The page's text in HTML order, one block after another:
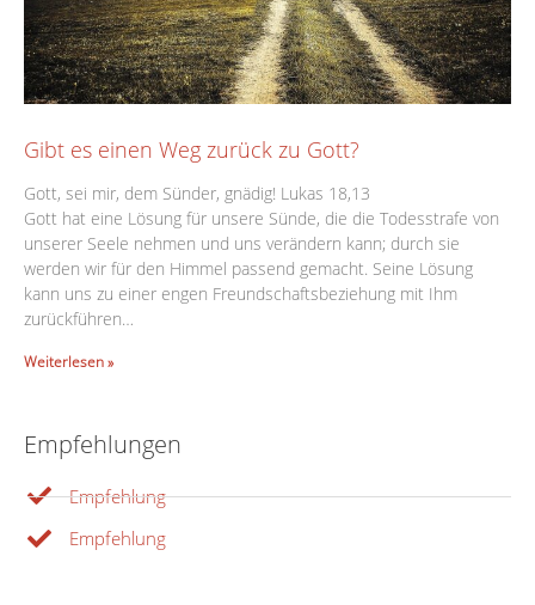
Gibt es einen Weg zurück zu Gott?
Gott, sei mir, dem Sünder, gnädig! Lukas 18,13
Gott hat eine Lösung für unsere Sünde, die die Todesstrafe von
unserer Seele nehmen und uns verändern kann; durch sie
werden wir für den Himmel passend gemacht. Seine Lösung
kann uns zu einer engen Freundschaftsbeziehung mit Ihm
zurückführen…
Weiterlesen »
Empfehlungen
Empfehlung
Empfehlung